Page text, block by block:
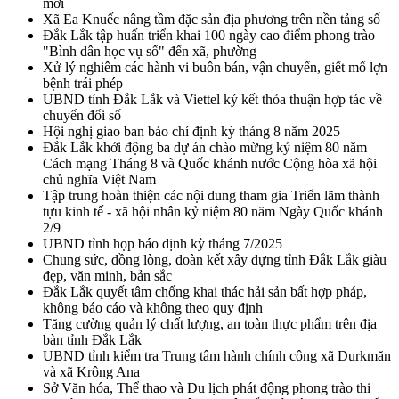
mới
Xã Ea Knuếc nâng tầm đặc sản địa phương trên nền tảng số
Đắk Lắk tập huấn triển khai 100 ngày cao điểm phong trào
"Bình dân học vụ số" đến xã, phường
Xử lý nghiêm các hành vi buôn bán, vận chuyển, giết mổ lợn
bệnh trái phép
UBND tỉnh Đắk Lắk và Viettel ký kết thỏa thuận hợp tác về
chuyển đổi số
Hội nghị giao ban báo chí định kỳ tháng 8 năm 2025
Đắk Lắk khởi động ba dự án chào mừng kỷ niệm 80 năm
Cách mạng Tháng 8 và Quốc khánh nước Cộng hòa xã hội
chủ nghĩa Việt Nam
Tập trung hoàn thiện các nội dung tham gia Triển lãm thành
tựu kinh tế - xã hội nhân kỷ niệm 80 năm Ngày Quốc khánh
2/9
UBND tỉnh họp báo định kỳ tháng 7/2025
Chung sức, đồng lòng, đoàn kết xây dựng tỉnh Đắk Lắk giàu
đẹp, văn minh, bản sắc
Đắk Lắk quyết tâm chống khai thác hải sản bất hợp pháp,
không báo cáo và không theo quy định
Tăng cường quản lý chất lượng, an toàn thực phẩm trên địa
bàn tỉnh Đắk Lắk
UBND tỉnh kiểm tra Trung tâm hành chính công xã Durkmăn
và xã Krông Ana
Sở Văn hóa, Thể thao và Du lịch phát động phong trào thi